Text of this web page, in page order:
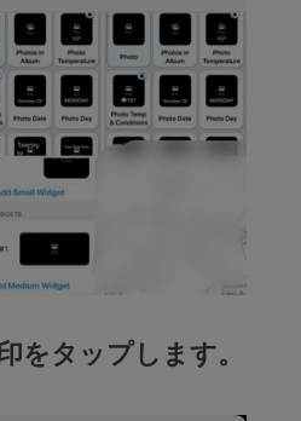
をタップします。